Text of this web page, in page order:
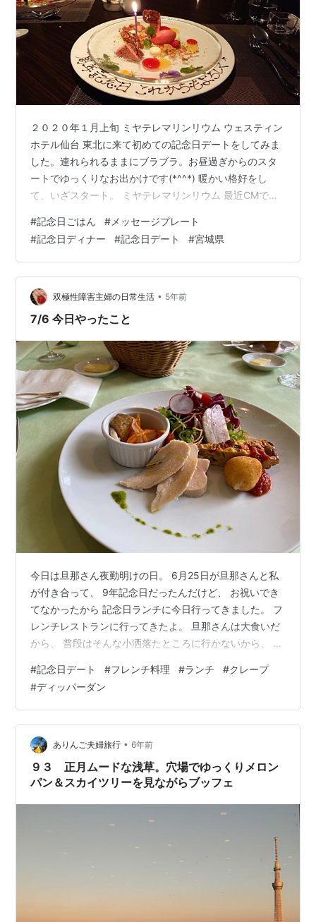
２０２０年１月上旬 ミヤテレマリンリウム ウェスティン
ホテル仙台 東北に来て初めての記念日デートをしてみま
した。連れられるままにブラブラ。お昼過ぎからのスタ
ートでゆっくりなお出かけです(*^^*) 暖かい格好をし
て、いざスタート。 ミヤテレマリンリウム 最近CMでよ
や観賞魚が居るそうです。 魚恐怖症ですが、指サイズの
熱帯魚は見れます。目がぎょろッとしていないので。
あ、金魚はなんだか魚感が強く生々しいので苦手です(笑)
仙台フォーラス８階。行くと大きな看板が出ていて、分
かりやすいですよ。 チケット受付の周りが可愛いです。
この向かいに壁があり、壁沿…
#記念日ごはん # メッセージプレート
#記念日ディナー #記念日デート #宮城県
双極性障害主婦の日常生活 • 5年前
7/6 今日やったこと
今日は旦那さん夜勤明けの日。 6月25日が旦那さんと私
が付き合って、 9年記念日だったんだけど、 お祝いでき
てなかったから 記念日ランチに今日行ってきました。 フ
レンチレストランに行ってきたよ。 旦那さんは大食いだ
から、 普段はそんな小洒落たところに行かないから、 ま
メイン料理 豚ロースのグリル デザート シフォンケーキ
とアイスコーヒー 前菜が 鶏肉、豚肉、卵（キッシュ）、
キャロットラペの中に魚も入っていて、 色んな味がして
それだけで結構満足だったよ。 丸いのはライスコロッケ
だったよ。 カボチャのスープの真ん中の白いのは、 牛乳
らしい…
#記念日デート #フレンチ料理 #ランチ #クレープ
#ディッパーダン
ありんご夫婦旅行 • 6年前
９３ 正月ムードな浅草。穴場でゆっくりメロン
パン＆スカイツリーを見ながらブッフェ